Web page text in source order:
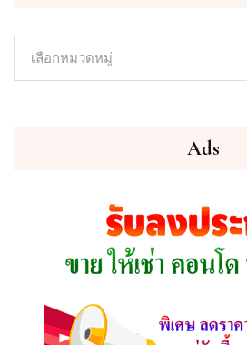
ค้นหา
Ads